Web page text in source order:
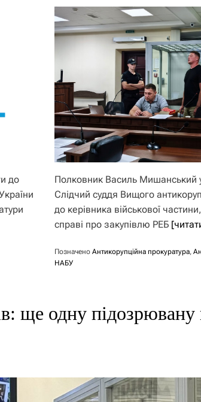
до
Полковник Василь Мишанський у
Слідчий суддя Вищого
до керівника військової
справі про закупівлю РЕБ
ПозначеноАнтикорупційна прокуратура,
НАБУ
ще одну підозрювану